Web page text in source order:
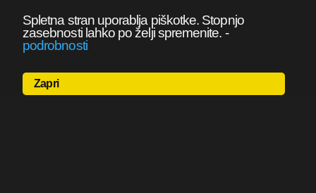
Spletna stran uporablja piškotke. Stopnjo
zasebnosti lahko po želji spremenite. -
podrobnosti
Zapri